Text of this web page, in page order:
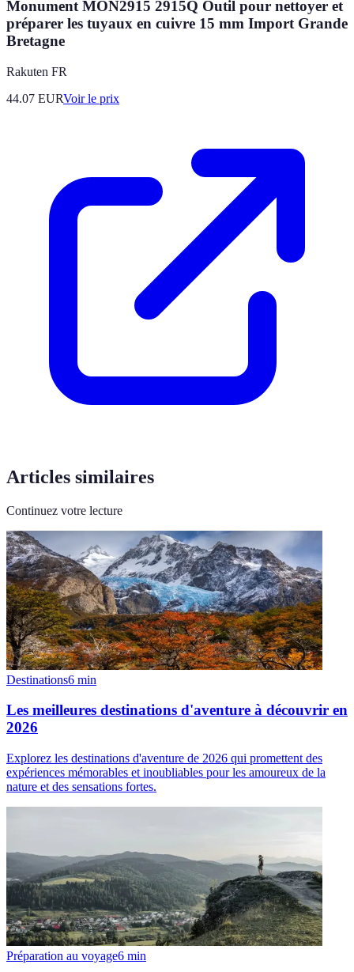
Monument MON2915 2915Q Outil pour nettoyer et
préparer les tuyaux en cuivre 15 mm Import Grande
Bretagne
Rakuten FR
44.07 EURVoir le prix
Articles similaires
Continuez votre lecture
Destinations6 min
Les meilleures destinations d'aventure à découvrir en
2026
Explorez les destinations d'aventure de 2026 qui promettent des
expériences mémorables et inoubliables pour les amoureux de la
nature et des sensations fortes.
Préparation au voyage6 min